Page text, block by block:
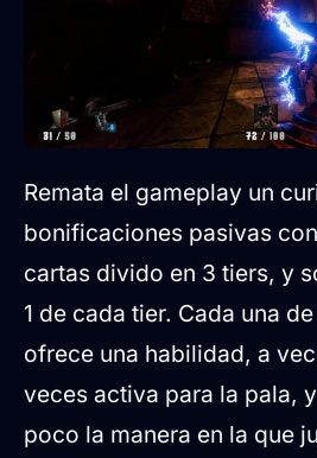
Remata el gameplay un
bonificaciones pasivas
cartas divido en 3 tiers, y
1 de cada tier. Cada una
ofrece una habilidad, a
veces activa para la pala,
poco la manera en la que